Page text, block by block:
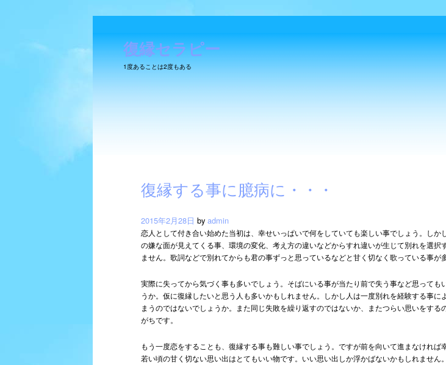
復縁セラピー
1度あることは2度もある
Main menu
復縁する事に臆病に・・・
2015年2月28日 byadmin
恋人として付き合い始めた当初は、幸せいっぱいで何をしていても楽しい事でしょう。しか
の嫌な面が見えてくる事、環境の変化、考え方の違いなどからすれ違いが生じて別れを選択
ません。歌詞などで別れてからも君の事ずっと思っているなどと甘く切なく歌っている事が
実際に失ってから気づく事も多いでしょう。そばにいる事が当たり前で失う事など思っても
うか。仮に復縁したいと思う人も多いかもしれません。しかし人は一度別れを経験する事に
まうのではないでしょうか。また同じ失敗を繰り返すのではないか、またつらい思いをする
がちです。
もう一度恋をすることも、復縁する事も難しい事でしょう。ですが前を向いて進まなければ
若い頃の甘く切ない思い出はとてもいい物です。いい思い出しか浮かばないかもしれません